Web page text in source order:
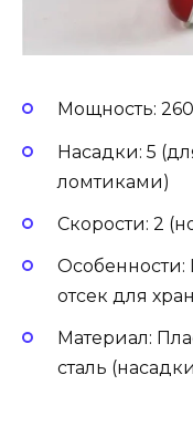
Мощность:
Насадки: 5
ломтиками)
Скорости: 2
Особенности:
отсек для
Материал:
сталь